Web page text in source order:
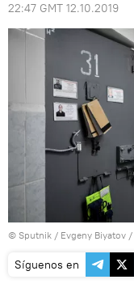
22:47 GMT 12.10.2019
© Sputnik / Evgeny Biyatov /
Síguenos en